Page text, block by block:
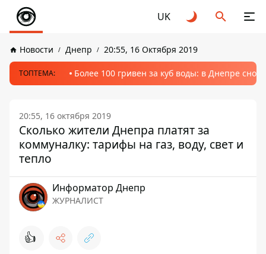
UK
Новости Днепр 20:55, 16 Октября 2019
ТОПТЕМА: Более 100 гривен за куб воды: в Днепре
20:55, 16 октября 2019
Сколько жители Днепра платят за
коммуналку: тарифы на газ, воду, свет и
тепло
Информатор Днепр
ЖУРНАЛИСТ
👍